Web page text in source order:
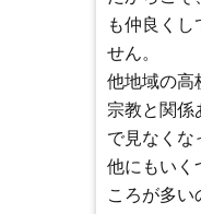
も仲良くし
せん。
他地域の高
宗教と関係
で見なくな
他にもいく
ころが多い